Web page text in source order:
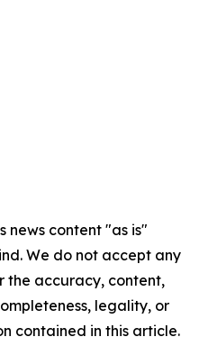
news content "as is"
We do not accept any
the accuracy, content,
legality, or
contained in this article.